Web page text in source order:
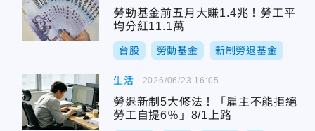
勞動基金前五月大賺1.4兆！勞工平
均分紅11.1萬
台股 勞動基金 新制勞退基金
生活
勞退新制5大修法！「雇主不能拒絕
勞工自提6％」8/1上路
2026/06/23 16:05